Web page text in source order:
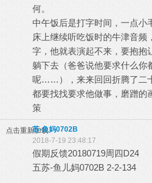
何。
中午饭后是打字时间，一点小
床上继续听吃饭时的牛津音频
字，他就表演起不来，要抱抱
躺下去（爸爸说他要求什么你
呢……），来来回回折腾了二
都要找找要求他做事，磨蹭的
策
点击重新加载苏-鱼妈0702B
2018-7-19 23:48:17
假期反馈20180719周四D24
五苏-鱼儿妈0702B 2-2-134